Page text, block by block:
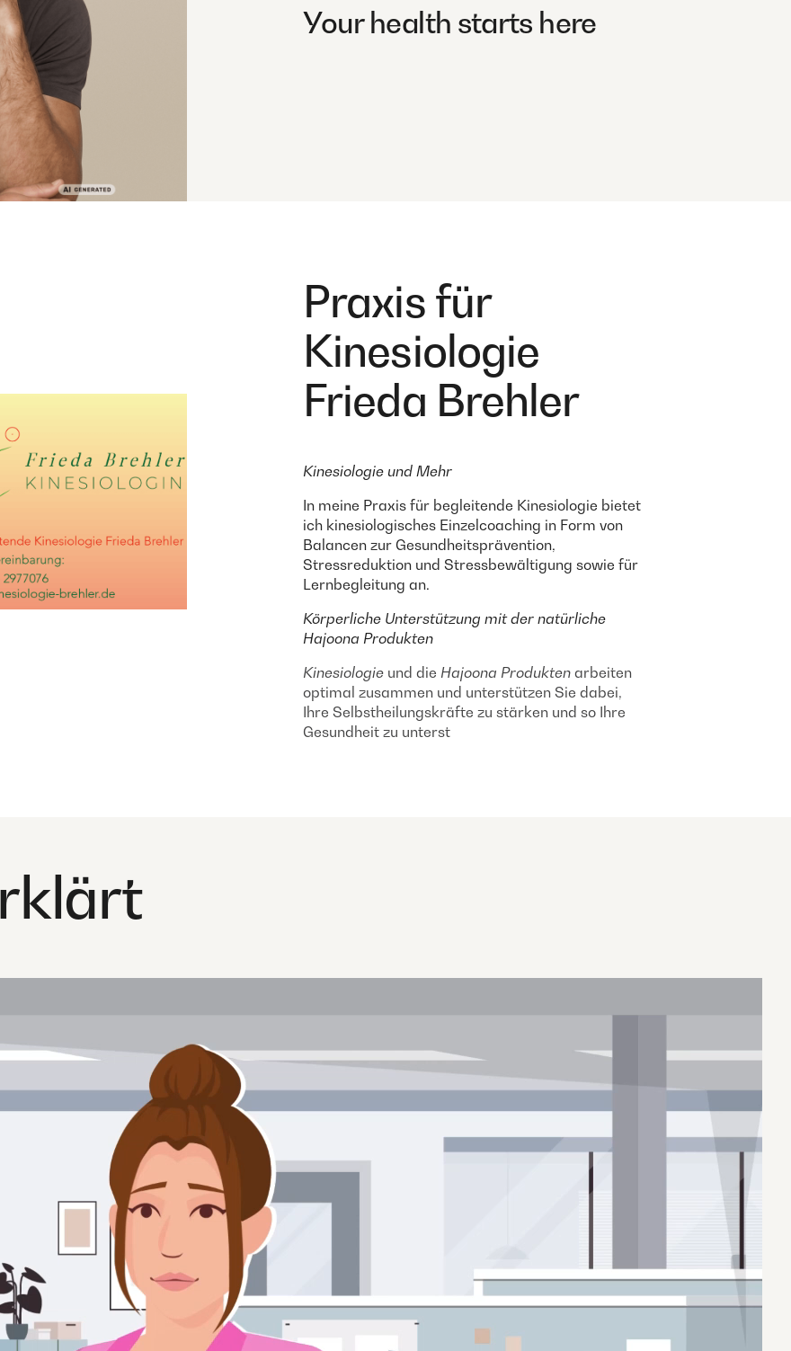
Your health starts here
Praxis für
Kinesiologie
Frieda Brehler
Kinesiologie und Mehr
In meine Praxis für begleitende Kinesiologie bietet
ich kinesiologisches Einzelcoaching in Form von
Balancen zur Gesundheitsprävention,
Stressreduktion und Stressbewältigung sowie für
Lernbegleitung an.
Körperliche Unterstützung mit der natürliche
Hajoona Produkten
Kinesiologie und die Hajoona Produktenarbeiten
optimal zusammen und unterstützen Sie dabei,
Ihre Selbstheilungskräfte zu stärken und so Ihre
Gesundheit zu unterst